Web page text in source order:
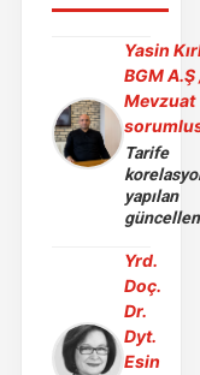
Yasin
BGM A.Ş
Mevzuat
Tarife
yapılan
Yrd.
Doç.
Dr.
Dyt.
Esin